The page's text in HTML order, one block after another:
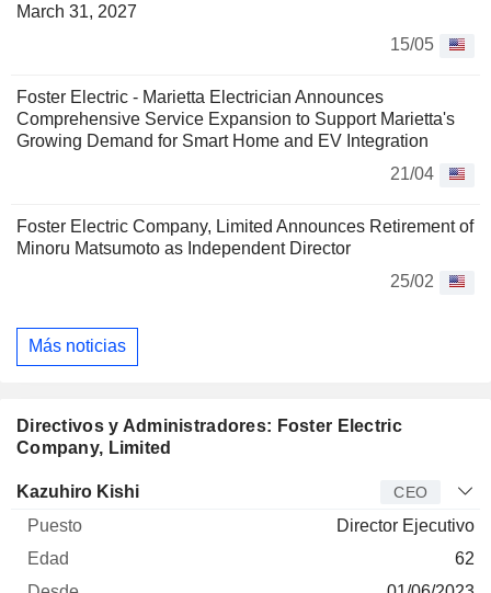
March 31, 2027
15/05
Foster Electric - Marietta Electrician Announces
Comprehensive Service Expansion to Support Marietta's
Growing Demand for Smart Home and EV Integration
21/04
Foster Electric Company, Limited Announces Retirement of
Minoru Matsumoto as Independent Director
25/02
Más noticias
Directivos y Administradores: Foster Electric
Company, Limited
Director Puesto
Kazuhiro Kishi CEO
Director Ejecutivo
62